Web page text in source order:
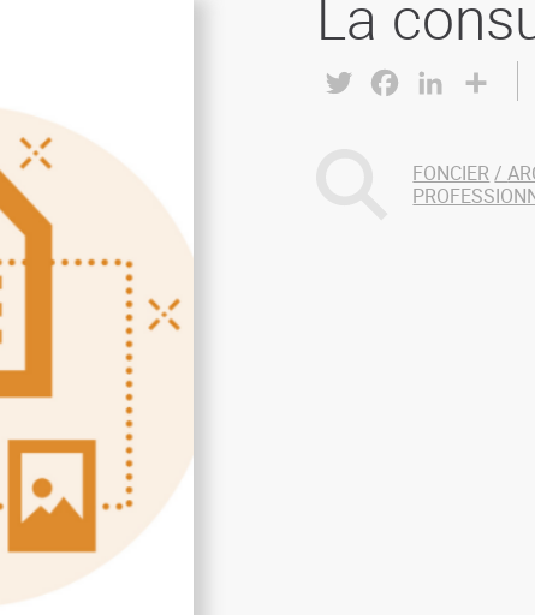
La
Twitter FacebookLinkedIn
FONCIER